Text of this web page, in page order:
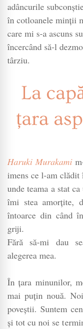
adâncurile
în cotloanele minții
care mi s-a ascuns
încercând să-l
târziu.
La
țara
Haruki Murakami
imens ce l-am
unde teama a stat
îmi stea amorțite,
întoarce din când
griji.
Fără să-mi dau
alegerea mea.
În țara minunilor,
mai puțin nouă.
poveștii. Suntem
și tot cu noi se